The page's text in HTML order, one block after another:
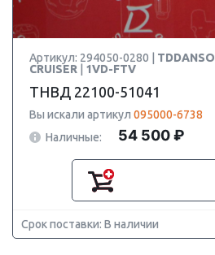
Артикул: 294050-0280 | TDDANSO
CRUISER
1VD-FTV
ТНВД 22100-51041
Вы искали артикул 095000-6738
Наличные:
54 500 ₽
Срок поставки: В наличии